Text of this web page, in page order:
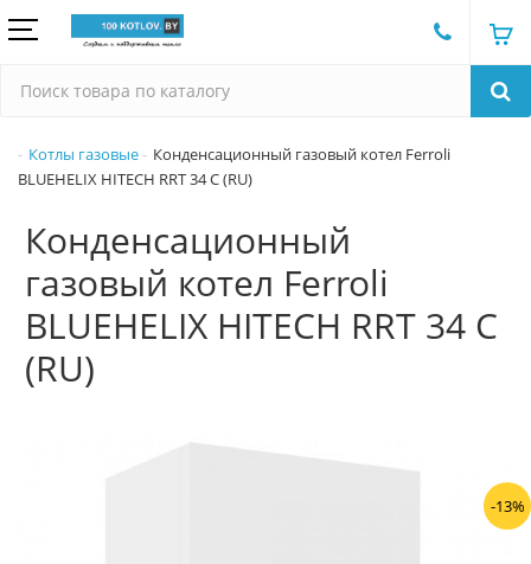
Котлы газовые
Конденсационный газовый котел Ferroli
BLUEHELIX HITECH RRT 34 C (RU)
Конденсационный
газовый котел Ferroli
BLUEHELIX HITECH RRT 34 C
(RU)
-13%